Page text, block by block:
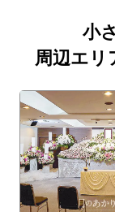
小
周辺エリ